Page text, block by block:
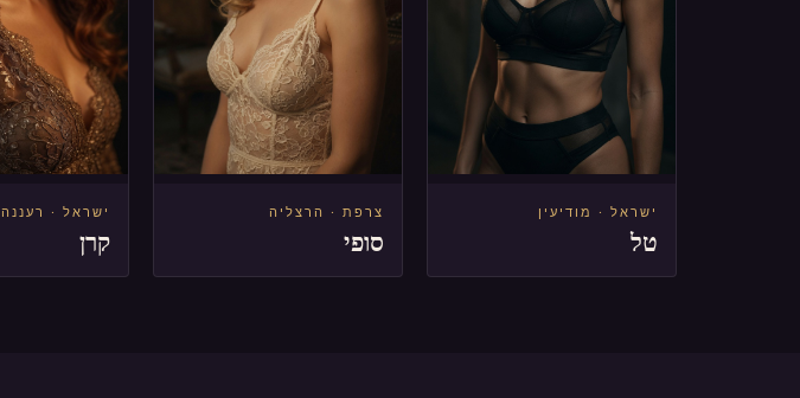
ישראל · מודיעין
טל
צרפת · הרצליה
סופי
ישראל · רעננה
קרן